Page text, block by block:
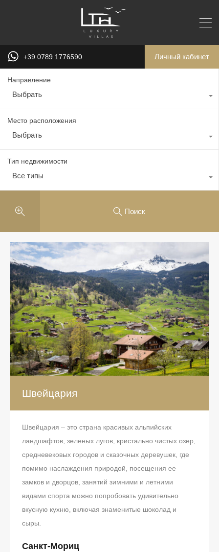
+39 0789 1776590 Личный кабинет
Направление
Выбрать
Место расположения
Выбрать
Тип недвижимости
Все типы
Поиск
Швейцария
Швейцария – это страна красивых альпийских
ландшафтов, зеленых лугов, кристально чистых озер,
средневековых городов и сказочных деревушек, где
помимо наслаждения природой, посещения ее
замков и дворцов, занятий зимними и летними
видами спорта можно попробовать удивительно
вкусную кухню, включая знаменитые шоколад и
сыры.
Санкт-Мориц